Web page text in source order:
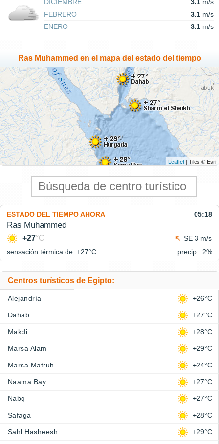
DICIEMBRE 3.1 m/s
FEBRERO
3.1 m/s
ENERO
3.1 m/s
Ras Muhammed en el mapa del estado del tiempo
Leaflet | Tiles © Esri
ESTADO DEL TIEMPO AHORA 05:18
Ras Muhammed
+27°C
SE 3 m/s
sensación térmica de: +27°C precip.: 2%
Centros turísticos de Egipto:
Alejandría +26°C
Dahab +27°C
Makdi +28°C
Marsa Alam +29°C
Marsa Matruh +24°C
Naama Bay +27°C
Nabq +27°C
Safaga +28°C
Sahl Hasheesh +29°C